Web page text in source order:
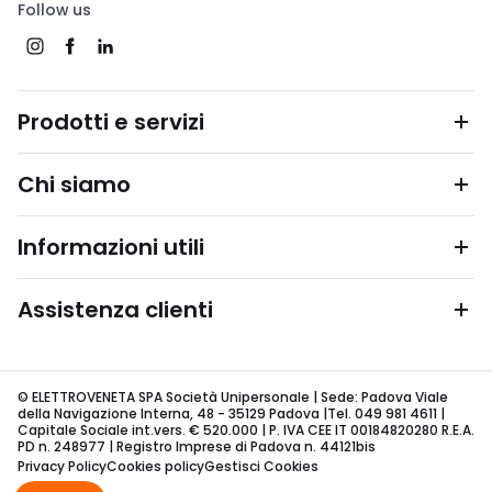
Follow us
Prodotti e servizi
Chi siamo
Informazioni utili
Assistenza clienti
© ELETTROVENETA SPA Società Unipersonale | Sede: Padova Viale
della Navigazione Interna, 48 - 35129 Padova |Tel. 049 981 4611 |
Capitale Sociale int.vers. € 520.000 | P. IVA CEE IT 00184820280 R.E.A.
PD n. 248977 | Registro Imprese di Padova n. 44121bis
Privacy PolicyCookies policyGestisci Cookies